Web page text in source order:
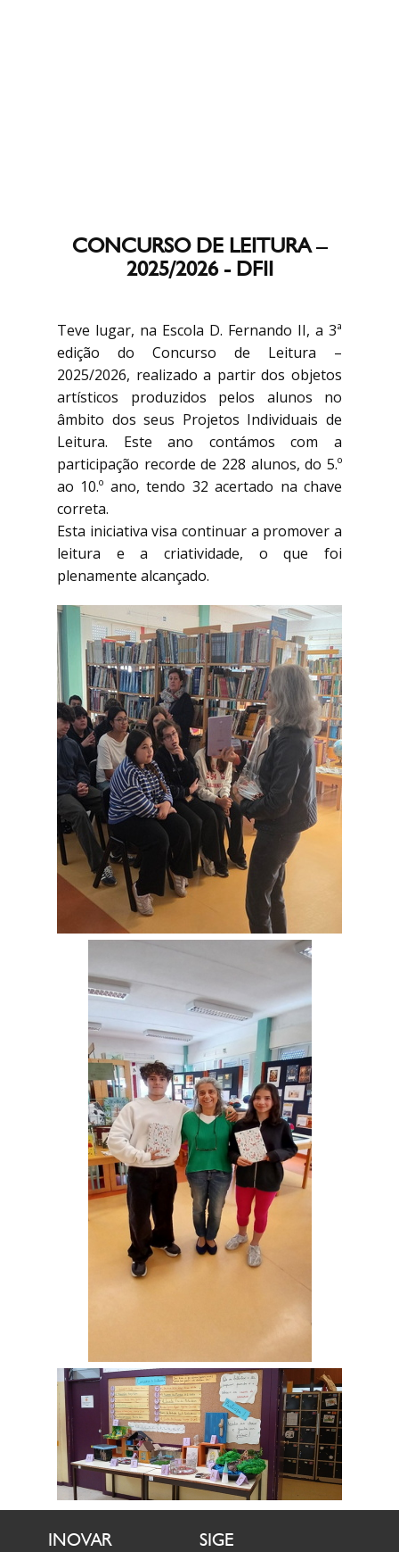
CONCURSO DE LEITURA –
2025/2026 - DFII
Teve lugar, na Escola D. Fernando II, a 3ª
edição do Concurso de Leitura –
2025/2026, realizado a partir dos objetos
artísticos produzidos pelos alunos no
âmbito dos seus Projetos Individuais de
Leitura. Este ano contámos com a
participação recorde de 228 alunos, do 5.º
ao 10.º ano, tendo 32 acertado na chave
correta.
Esta iniciativa visa continuar a promover a
leitura e a criatividade, o que foi
plenamente alcançado.
INOVAR SIGE